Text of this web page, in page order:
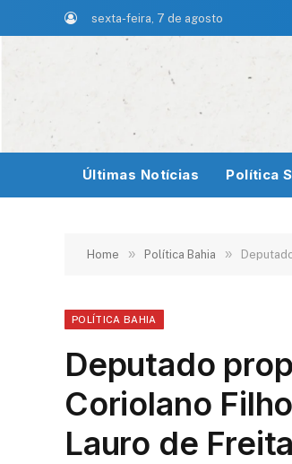
sexta-feira, 7 de agosto
Últimas Notícias Política
Home » Política Bahia »
POLÍTICA BAHIA
Deputado
Coriolano
Lauro de